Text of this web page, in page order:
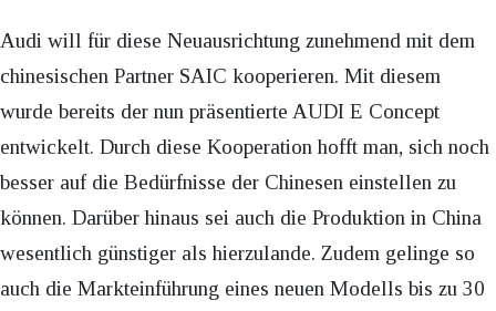
Audi will für diese Neuausrichtung zunehmend mit dem
chinesischen Partner SAIC kooperieren. Mit diesem
wurde bereits der nun präsentierte AUDI E Concept
entwickelt. Durch diese Kooperation hofft man, sich noch
besser auf die Bedürfnisse der Chinesen einstellen zu
können. Darüber hinaus sei auch die Produktion in China
wesentlich günstiger als hierzulande. Zudem gelinge so
auch die Markteinführung eines neuen Modells bis zu 30